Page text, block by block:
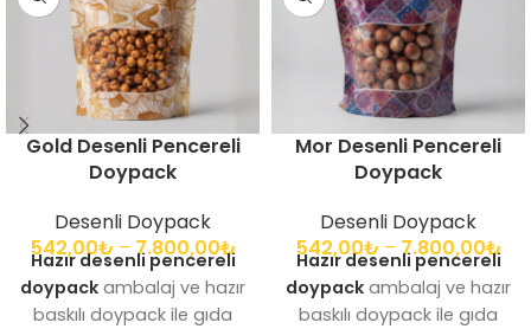
Gold Desenli Pencereli
Doypack
Desenli Doypack
542,00₺ – 7.800,00₺
Hazır desenli pencereli
doypack ambalaj ve hazır
baskılı doypack ile gıda
Mor Desenli Pencereli
Doypack
Desenli Doypack
542,00₺ – 7.800,00₺
Hazır desenli pencereli
doypack ambalaj ve hazır
baskılı doypack ile gıda